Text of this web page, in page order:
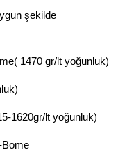
şekilde
1470 gr/lt yoğunluk)
1620gr/lt yoğunluk)
Bome